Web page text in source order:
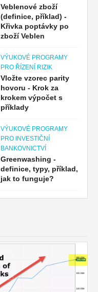
Veblenové zboží
(definice, příklad) -
Křivka poptávky po
zboží Veblen
VÝUKOVÉ PROGRAMY
PRO ŘÍZENÍ RIZIK
Vložte vzorec parity
hovoru - Krok za
krokem výpočet s
příklady
VÝUKOVÉ PROGRAMY
PRO INVESTIČNÍ
BANKOVNICTVÍ
Greenwashing -
definice, typy, příklad,
jak to funguje?